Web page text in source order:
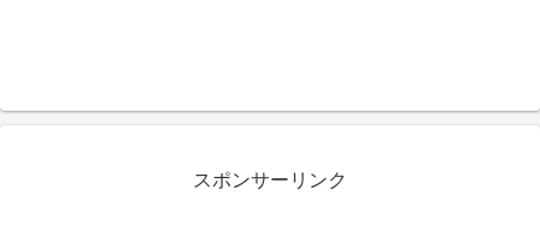
スポンサーリンク